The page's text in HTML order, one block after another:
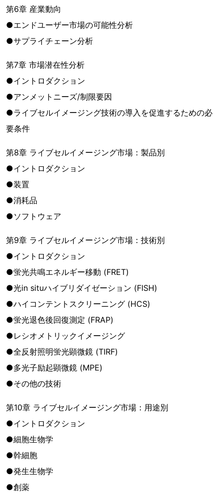
第6章 産業動向
●エンドユーザー市場の可能性分析
●サプライチェーン分析
第7章 市場潜在性分析
●イントロダクション
●アンメットニーズ/制限要因
●ライブセルイメージング技術の導入を促進するための必
要条件
第8章 ライブセルイメージング市場：製品別
●イントロダクション
●装置
●消耗品
●ソフトウェア
第9章 ライブセルイメージング市場：技術別
●イントロダクション
●蛍光共鳴エネルギー移動 (FRET)
●光in situハイブリダイゼーション (FISH)
●ハイコンテントスクリーニング (HCS)
●蛍光退色後回復測定 (FRAP)
●レシオメトリックイメージング
●全反射照明蛍光顕微鏡 (TIRF)
●多光子励起顕微鏡 (MPE)
●その他の技術
第10章 ライブセルイメージング市場：用途別
●イントロダクション
●細胞生物学
●幹細胞
●発生生物学
●創薬